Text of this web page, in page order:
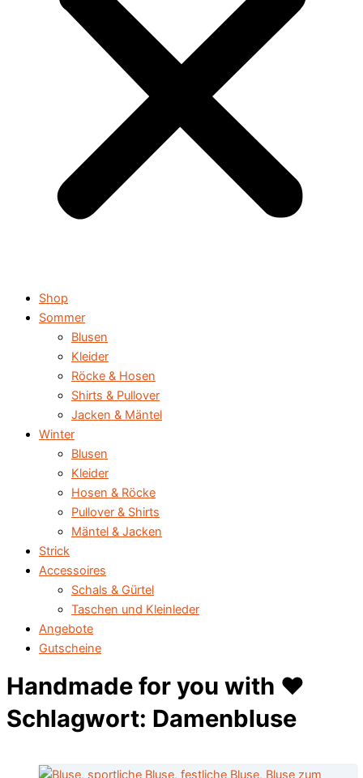
Shop
Sommer
Blusen
Kleider
Röcke & Hosen
Shirts & Pullover
Jacken & Mäntel
Winter
Blusen
Kleider
Hosen & Röcke
Pullover & Shirts
Mäntel & Jacken
Strick
Accessoires
Schals & Gürtel
Taschen und Kleinleder
Angebote
Gutscheine
Handmade for you with ♥️
Schlagwort: Damenbluse